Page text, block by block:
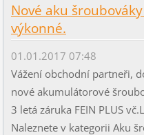
Nové aku
výkonné.
01.01.2017 07:48
Vážení obchodní partneři,
nové akumulátorové
3 letá záruka FEIN PLUS
Naleznete v kategorii Aku